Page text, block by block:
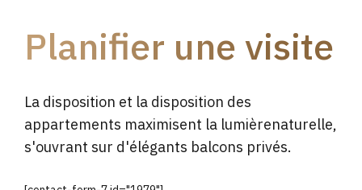
Planifier une visite
La disposition et la disposition des
appartements maximisent la lumièrenaturelle,
s'ouvrant sur d'élégants balcons privés.